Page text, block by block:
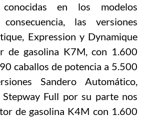
en los modelos
las versiones
Expression y Dynamique
de gasolina K7M, con 1.600
caballos de potencia a 5.500
Sandero Automático,
Full por su parte nos
de gasolina K4M con 1.600